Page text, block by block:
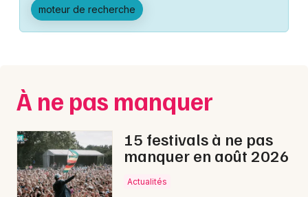
Foires & salons
Sports
Soirées
Sorties famille
Montpellier
Paris
Strasbourg
Toulouse
Toutes les villes
moteur de recherche
À ne pas manquer
15 festivals à ne pas
manquer en août 2026
Actualités